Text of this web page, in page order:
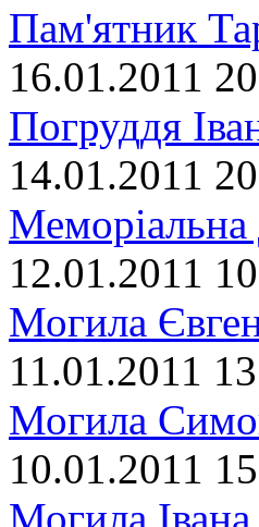
Пам'ятник
16.01.2011
Погруддя
14.01.2011
12.01.2011
Могила
11.01.2011
Могила
10.01.2011
Могила